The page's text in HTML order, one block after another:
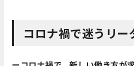
コロナ禍で迷うリー